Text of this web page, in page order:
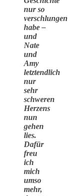
nur so
verschlungen
habe –
und
Nate
und
Amy
letztendlich
nur
sehr
schweren
Herzens
nun
gehen
lies.
Dafür
freu
ich
mich
umso
mehr,